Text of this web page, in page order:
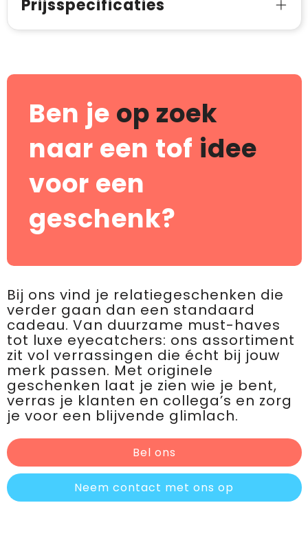
Prijsspecificaties
Ben je op zoek
naar een tof idee
voor een
geschenk?
Bij ons vind je relatiegeschenken die
verder gaan dan een standaard
cadeau. Van duurzame must-haves
tot luxe eyecatchers: ons assortiment
zit vol verrassingen die écht bij jouw
merk passen. Met originele
geschenken laat je zien wie je bent,
verras je klanten en collega’s en zorg
je voor een blijvende glimlach.
Bel ons
Neem contact met ons op